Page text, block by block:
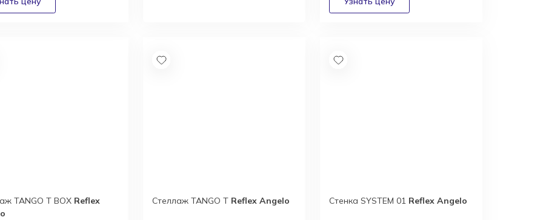
TANGO T BOX Reflex
Стеллаж TANGO T Reflex Angelo Стенка SYSTEM 01 Reflex Angelo